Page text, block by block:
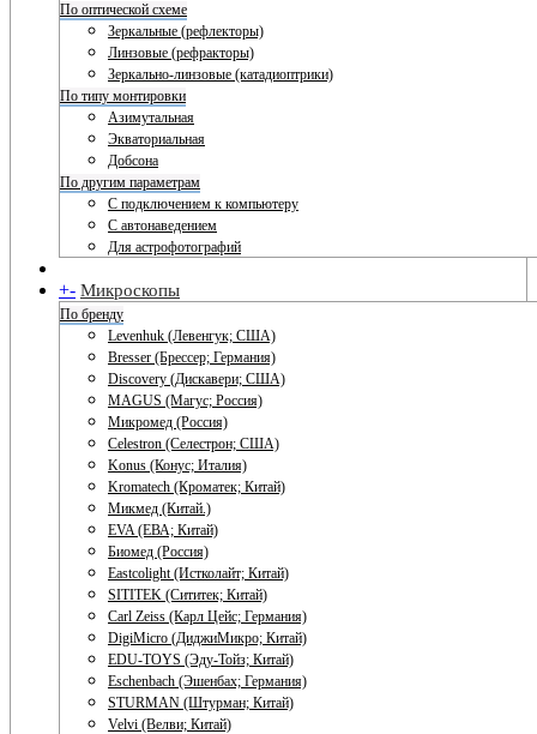
По оптической схеме
Зеркальные (рефлекторы)
Линзовые (рефракторы)
Зеркально-линзовые (катадиоптрики)
По типу монтировки
Азимутальная
Экваториальная
Добсона
По другим параметрам
С подключением к компьютеру
С автонаведением
Для астрофотографий
+- Микроскопы
По бренду
Levenhuk (Левенгук; США)
Bresser (Брессер; Германия)
Discovery (Дискавери; США)
MAGUS (Магус; Россия)
Микромед (Россия)
Celestron (Селестрон; США)
Konus (Конус; Италия)
Kromatech (Кроматек; Китай)
Микмед (Китай.)
EVA (ЕВА; Китай)
Биомед (Россия)
Eastcolight (Истколайт; Китай)
SITITEK (Сититек; Китай)
Carl Zeiss (Карл Цейс; Германия)
DigiMicro (ДиджиМикро; Китай)
EDU-TOYS (Эду-Тойз; Китай)
Eschenbach (Эшенбах; Германия)
STURMAN (Штурман; Китай)
Velvi (Велви; Китай)